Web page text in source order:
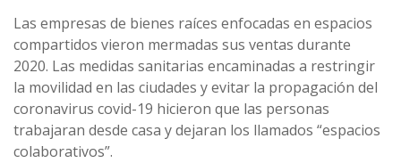
Las empresas de bienes raíces enfocadas en espacios
compartidos vieron mermadas sus ventas durante
2020. Las medidas sanitarias encaminadas a restringir
la movilidad en las ciudades y evitar la propagación del
coronavirus covid-19 hicieron que las personas
trabajaran desde casa y dejaran los llamados “espacios
colaborativos”.